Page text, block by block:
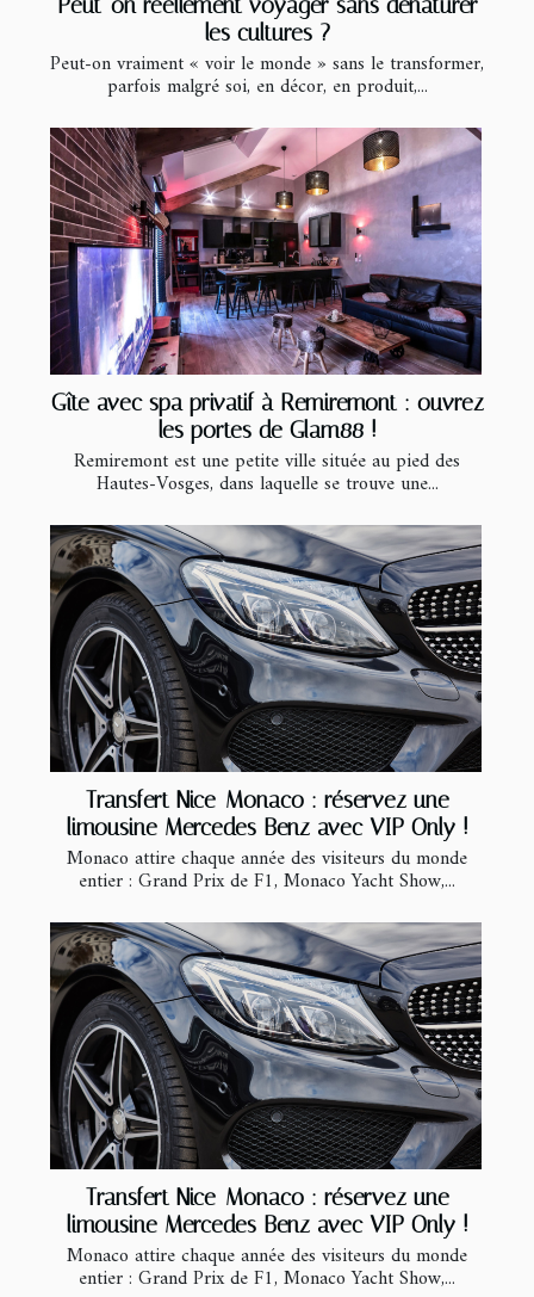
Peut-on réellement voyager sans dénaturer
les cultures ?
Peut-on vraiment « voir le monde » sans le transformer,
parfois malgré soi, en décor, en produit,...
Gîte avec spa privatif à Remiremont : ouvrez
les portes de Glam88 !
Remiremont est une petite ville située au pied des
Hautes-Vosges, dans laquelle se trouve une...
Transfert Nice-Monaco : réservez une
limousine Mercedes Benz avec VIP Only !
Monaco attire chaque année des visiteurs du monde
entier : Grand Prix de F1, Monaco Yacht Show,...
Transfert Nice-Monaco : réservez une
limousine Mercedes Benz avec VIP Only !
Monaco attire chaque année des visiteurs du monde
entier : Grand Prix de F1, Monaco Yacht Show,...